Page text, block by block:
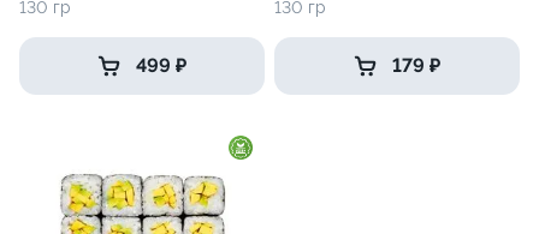
130 гр
499 ₽
130 гр
179 ₽